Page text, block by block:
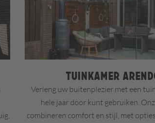
Tuinkamer
Verleng uw buitenplezier met een
hele jaar door kunt gebruiken.
combineren comfort en stijl, met